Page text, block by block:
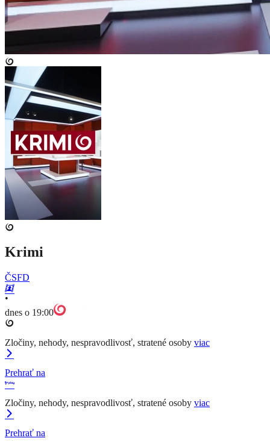
Krimi
ČSFD
•
dnes o 19:00
Zločiny, nehody, nespravodlivosť, stratené osoby viac
Prehrať na
Zločiny, nehody, nespravodlivosť, stratené osoby viac
Prehrať na